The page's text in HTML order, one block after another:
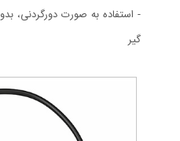
- استفاده به صورت دورگردنی،
گیر